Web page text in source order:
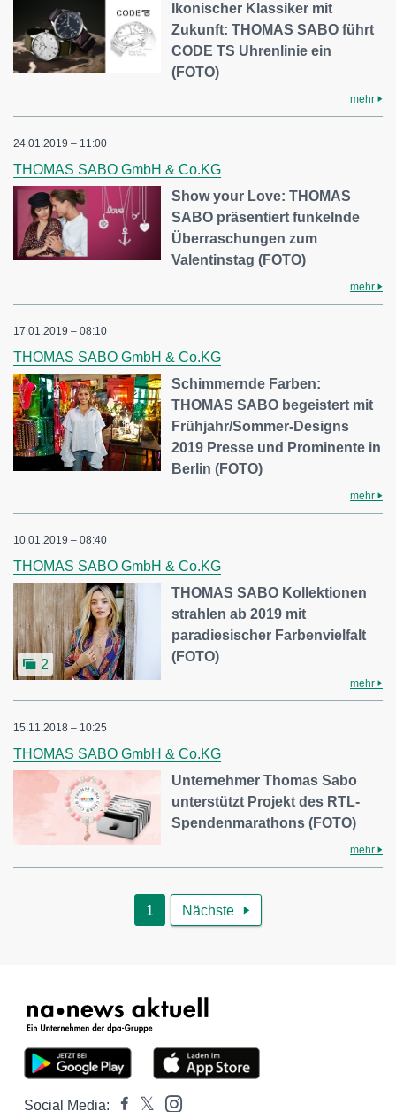
Ikonischer Klassiker mit
Zukunft: THOMAS SABO führt
CODE TS Uhrenlinie ein
(FOTO)
mehr
24.01.2019 – 11:00
THOMAS SABO GmbH & Co.KG
Show your Love: THOMAS
SABO präsentiert funkelnde
Überraschungen zum
Valentinstag (FOTO)
mehr
17.01.2019 – 08:10
THOMAS SABO GmbH & Co.KG
Schimmernde Farben:
THOMAS SABO begeistert mit
Frühjahr/Sommer-Designs
2019 Presse und Prominente in
Berlin (FOTO)
mehr
10.01.2019 – 08:40
THOMAS SABO GmbH & Co.KG
2
THOMAS SABO Kollektionen
strahlen ab 2019 mit
paradiesischer Farbenvielfalt
(FOTO)
mehr
15.11.2018 – 10:25
THOMAS SABO GmbH & Co.KG
Unternehmer Thomas Sabo
unterstützt Projekt des RTL-
Spendenmarathons (FOTO)
mehr
1 Nächste 
Social Media: